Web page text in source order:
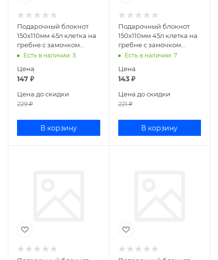
Подарочный блокнот
150х110мм 45л клетка на
гребне с замочком
Мишка-модник AL11812
Есть в наличии: 3
Цена
147 ₽
Цена до скидки
229₽
В корзину
Подарочный блокнот
150х110мм 45л клетка на
гребне с замочком
Путешествие AL12275
Есть в наличии: 7
Цена
143₽
Цена до скидки
221₽
В корзину